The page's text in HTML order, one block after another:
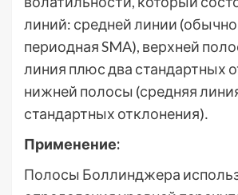
линий: средней линии (обычно
периодная SMA), верхней
линия плюс два стандартных
нижней полосы (средняя
стандартных отклонения)․
Применение:
Полосы Боллинджера